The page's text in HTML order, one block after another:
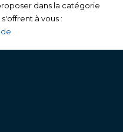
dans la catégorie
à vous :